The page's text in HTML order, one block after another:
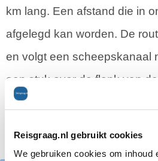
Reisgraag.nl gebruikt cookies
We gebruiken cookies om inhoud
km lang. Een afstand die in
afgelegd kan worden. De
en volgt een scheepskanaal
een stuk over de flank van
Mountains volgt een